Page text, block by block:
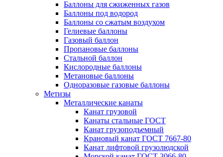
Баллоны для сжиженных газов
Баллоны под водород
Баллоны со сжатым воздухом
Гелиевые баллоны
Газовый баллон
Пропановые баллоны
Стальной баллон
Кислородные баллоны
Метановые баллоны
Одноразовые газовые баллоны
Метизы
Металлические канаты
Канат грузовой
Канаты стальные ГОСТ
Канат грузоподъемный
Крановый канат ГОСТ 7667-80
Канат лифтовой грузолюдской